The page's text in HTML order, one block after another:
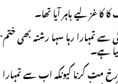
کاغز لیے باہر آیا تھا۔
“یہ لو طلاق نامہ آج سے میری بیٹی سے تمہارا رہا سہا رشتہ بھی ختم
ہے۔
مت کرنا کیونکہ اب سے تمہارا